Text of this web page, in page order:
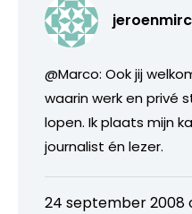
@Marco: Ook jij
waarin werk en privé
lopen. Ik plaats mijn
journalist én lezer.
24 september 2008